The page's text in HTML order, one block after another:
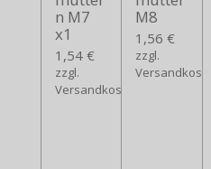
n M7
x1
1,54 €
zzgl.
Versandkosten
M8
1,56 €
zzgl.